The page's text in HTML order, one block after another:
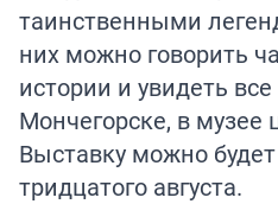
таинственными
них можно говорить
истории и увидеть
Мончегорске, в музее
Выставку можно
тридцатого августа.